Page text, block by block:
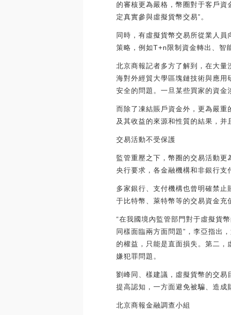
的審核更為嚴格，幣圈對于客戶
定真實參與虛擬貨幣交易”。
同時，有虛擬貨幣交易所從業人
策略，例如T+n限制資金轉出、智
北京商報記者多方了解到，在大量
海對外經貿大學區塊鏈技術與應
安全的問題。一旦某些買家的資金
而除了凍結賬戶資金外，更為嚴
及其收益的來源和性質的結果，并
交易活動不受保護
監管重壓之下，幣圈的交易活動
央行要求，各金融機構和非銀行支
多家銀行、支付機構也曾明確禁
于比特幣、萊特幣等的交易資金充
“在我國境內監管部門對于虛擬貨
同樣面臨兩方面問題”，李亞指出
的權益，只能是直面損失。第二
嫌犯罪問題。
劉峰同、樣建議，虛擬貨幣的交
提高認知，一方面避免被騙、造成
北京商報金融調查小組